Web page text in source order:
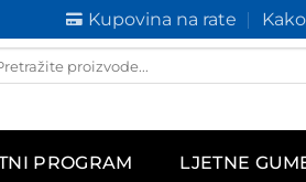
Kupovina na rate
PROGRAM LJETNE